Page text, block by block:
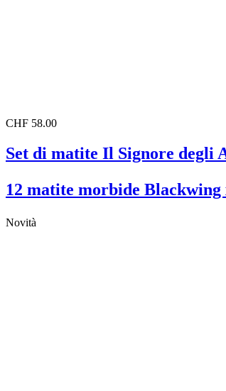
CHF 58.00
Set di matite Il Signore degli
12 matite morbide Blackwing
Novità